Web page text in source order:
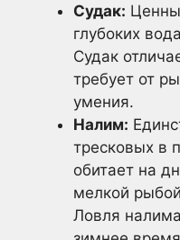
Судак:
глубоких
Судак
требует от
умения.
Налим:
тресковых в
обитает на
мелкой
Ловля